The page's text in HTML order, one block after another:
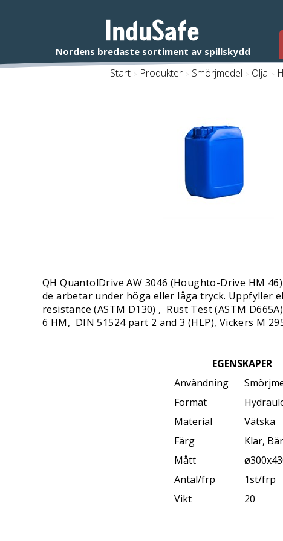
Start / Produkter / Smörjmedel / Olja /
QH QuantolDrive AW 3046 (Houghto-Drive HM
de arbetar under höga eller låga tryck. Uppfyller
resistance (ASTM D130) , Rust Test (ASTM
6 HM, DIN 51524 part 2 and 3 (HLP), Vickers M
EGENSKAPER
Användning
Format
Material
Vätska
Färg
Klar,
Mått
Antal/frp
1st/frp
Vikt
20